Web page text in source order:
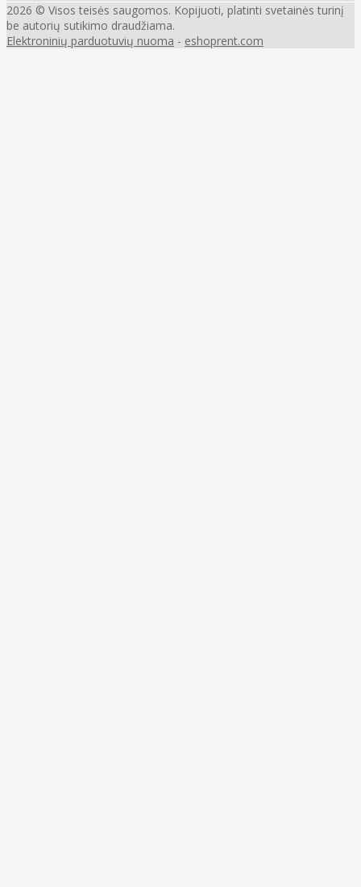
2026 © Visos teisės saugomos. Kopijuoti, platinti svetainės turinį
be autorių sutikimo draudžiama.
Elektroninių parduotuvių nuoma - eshoprent.com